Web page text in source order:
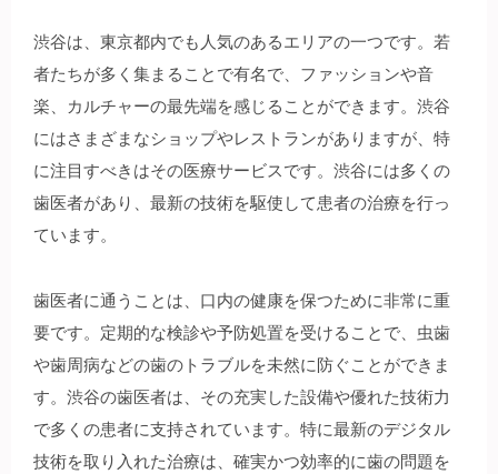
渋谷は、東京都内でも人気のあるエリアの一つです。 若
者たちが多く集まることで有名で、ファッションや音
楽、カルチャーの最先端を感じることができます。渋谷
にはさまざまなショップやレストランがありますが、特
に注目すべきはその医療サービスです。渋谷には多くの
歯医者があり、最新の技術を駆使して患者の治療を行っ
ています。
歯医者に通うことは、口内の健康を保つために非常に重
要です。定期的な検診や予防処置を受けることで、虫歯
や歯周病などの歯のトラブルを未然に防ぐことができま
す。渋谷の歯医者は、その充実した設備や優れた技術力
で多くの患者に支持されています。特に最新のデジタル
技術を取り入れた治療は、確実かつ効率的に歯の問題を